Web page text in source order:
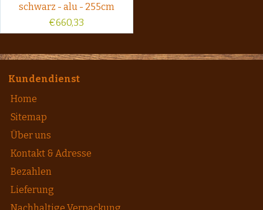
schwarz - alu - 255cm
€660,33
Kundendienst
Home
Sitemap
Über uns
Kontakt & Adresse
Bezahlen
Lieferung